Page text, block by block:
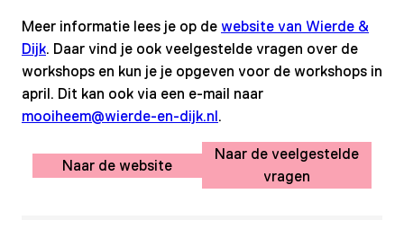
Meer informatie lees je op de website van Wierde &
Dijk. Daar vind je ook veelgestelde vragen over de
workshops en kun je je opgeven voor de workshops in
april. Dit kan ook via een e-mail naar
mooiheem@wierde-en-dijk.nl.
Naar de website
Naar de veelgestelde
vragen